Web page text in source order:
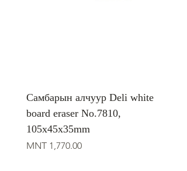
Самбарын алчуур Deli white
board eraser No.7810,
105x45x35mm
Price
MNT 1,770.00